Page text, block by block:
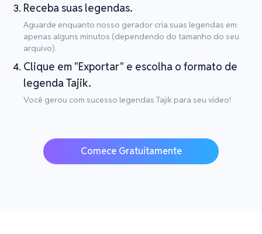
Receba suas legendas.
Aguarde enquanto nosso gerador cria suas legendas em
apenas alguns minutos (dependendo do tamanho do seu
arquivo).
Clique em "Exportar" e escolha o formato de
legenda Tajik.
Você gerou com sucesso legendas Tajik para seu vídeo!
Comece Gratuitamente